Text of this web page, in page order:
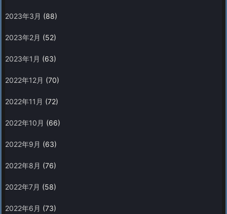
2023年3月 (88)
2023年2月 (52)
2023年1月 (63)
2022年12月 (70)
2022年11月 (72)
2022年10月 (66)
2022年9月 (63)
2022年8月 (76)
2022年7月 (58)
2022年6月 (73)